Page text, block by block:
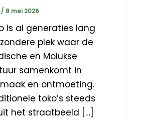
/ 8 mei 2026
is al generaties lang
plek waar de
en Molukse
samenkomt in
en ontmoeting.
toko’s steeds
het straatbeeld […]